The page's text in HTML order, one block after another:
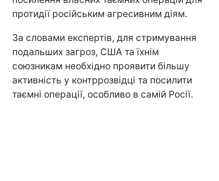
протидії російським агресивним діям.
За словами експертів, для стримування
подальших загроз, США та їхнім
союзникам необхідно проявити більшу
активність у контррозвідці та посилити
таємні операції, особливо в самій Росії.